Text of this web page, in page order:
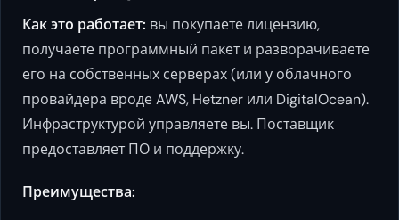
Как это работает: вы покупаете лицензию,
получаете программный пакет и разворачиваете
его на собственных серверах (или у облачного
провайдера вроде AWS, Hetzner или DigitalOcean).
Инфраструктурой управляете вы. Поставщик
предоставляет ПО и поддержку.
Преимущества: